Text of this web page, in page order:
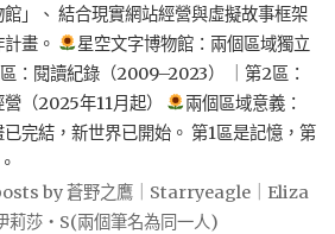
」、 結合現實網站經營與虛擬故事框架
畫。
星空文字博物館：兩個區域獨立
：閱讀紀錄（2009–2023） ｜第2區：
（2025年11月起）
兩個區域意義：
完結，新世界已開始。 第1區是記憶，第
by 蒼野之鷹｜Starryeagle｜Eliza
莎・S(兩個筆名為同一人)